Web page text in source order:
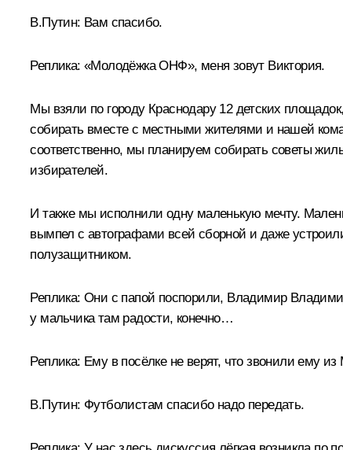
В.Путин: Вам спасибо.
Реплика: «Молодёжка ОНФ», меня зовут Виктория.
Мы взяли по городу Краснодару 12 детских
собирать вместе с местными жителями и нашей
соответственно, мы планируем собирать советы
избирателей.
И также мы исполнили одну маленькую мечту.
вымпел с автографами всей сборной и даже
полузащитником.
Реплика: Они с папой поспорили, Владимир
у мальчика там радости, конечно…
Реплика: Ему в посёлке не верят, что звонили ему
В.Путин: Футболистам спасибо надо передать.